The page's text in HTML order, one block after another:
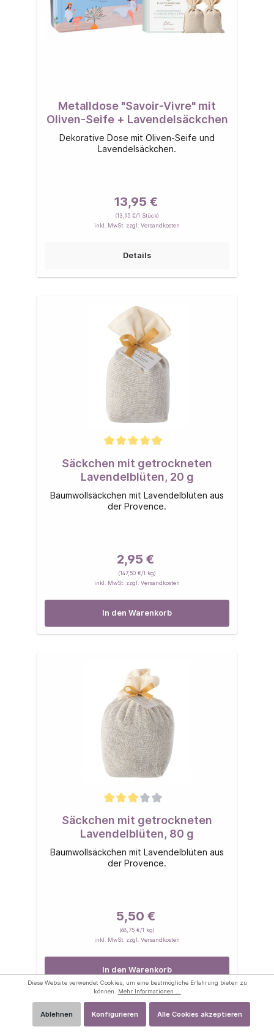
Metalldose "Savoir-Vivre" mit
Oliven-Seife + Lavendelsäckchen
Dekorative Dose mit Oliven-Seife und
Lavendelsäckchen.
13,95 €
(13,95 €/1 Stück)
inkl. MwSt. zzgl. Versandkosten
Details
Säckchen mit getrockneten
Lavendelblüten, 20 g
Baumwollsäckchen mit Lavendelblüten aus
der Provence.
2,95 €
(147,50 €/1 kg)
inkl. MwSt. zzgl. Versandkosten
In den Warenkorb
Säckchen mit getrockneten
Lavendelblüten, 80 g
Baumwollsäckchen mit Lavendelblüten aus
der Provence.
5,50 €
(68,75 €/1 kg)
inkl. MwSt. zzgl. Versandkosten
In den Warenkorb
Diese Website verwendet Cookies, um eine bestmögliche Erfahrung bieten zu
können. Mehr Informationen ...
Ablehnen Konfigurieren Alle Cookies akzeptieren